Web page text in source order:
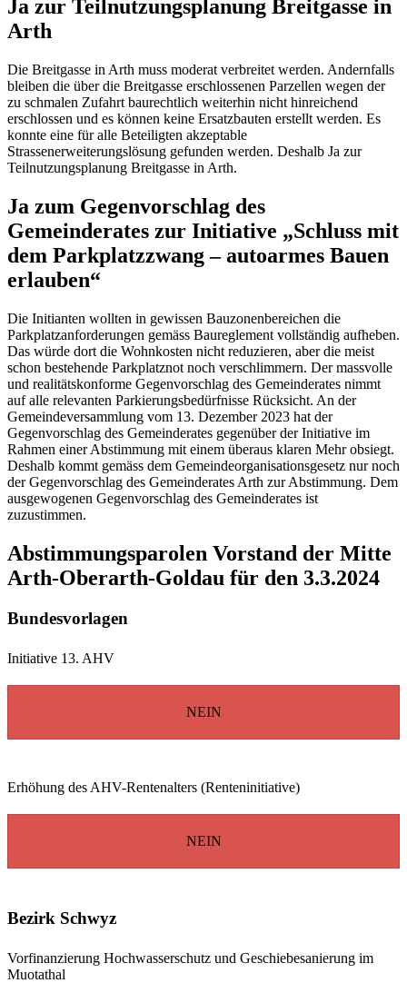
Ja zur Teilnutzungsplanung Breitgasse in
Arth
Die Breitgasse in Arth muss moderat verbreitet werden. Andernfalls
bleiben die über die Breitgasse erschlossenen Parzellen wegen der
zu schmalen Zufahrt baurechtlich weiterhin nicht hinreichend
erschlossen und es können keine Ersatzbauten erstellt werden. Es
konnte eine für alle Beteiligten akzeptable
Strassenerweiterungslösung gefunden werden. Deshalb Ja zur
Teilnutzungsplanung Breitgasse in Arth.
Ja zum Gegenvorschlag des
Gemeinderates zur Initiative „Schluss mit
dem Parkplatzzwang – autoarmes Bauen
erlauben“
Die Initianten wollten in gewissen Bauzonenbereichen die
Parkplatzanforderungen gemäss Baureglement vollständig aufheben.
Das würde dort die Wohnkosten nicht reduzieren, aber die meist
schon bestehende Parkplatznot noch verschlimmern. Der massvolle
und realitätskonforme Gegenvorschlag des Gemeinderates nimmt
auf alle relevanten Parkierungsbedürfnisse Rücksicht. An der
Gemeindeversammlung vom 13. Dezember 2023 hat der
Gegenvorschlag des Gemeinderates gegenüber der Initiative im
Rahmen einer Abstimmung mit einem überaus klaren Mehr obsiegt.
Deshalb kommt gemäss dem Gemeindeorganisationsgesetz nur noch
der Gegenvorschlag des Gemeinderates Arth zur Abstimmung. Dem
ausgewogenen Gegenvorschlag des Gemeinderates ist
zuzustimmen.
Abstimmungsparolen Vorstand der Mitte
Arth-Oberarth-Goldau für den 3.3.2024
Bundesvorlagen
Initiative 13. AHV
NEIN
Erhöhung des AHV-Rentenalters (Renteninitiative)
NEIN
Bezirk Schwyz
Vorfinanzierung Hochwasserschutz und Geschiebesanierung im
Muotathal